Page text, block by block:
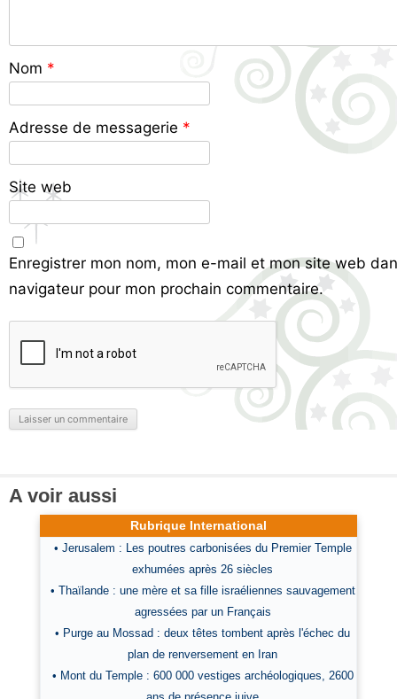
Nom *
Adresse de messagerie *
Site web
Enregistrer mon nom, mon e-mail et mon site web
navigateur pour mon prochain commentaire.
A voir aussi
Rubrique International
• Jerusalem : Les poutres carbonisées du Premier Temple
exhumées après 26 siècles
• Thaïlande : une mère et sa fille israéliennes sauvagement
agressées par un Français
• Purge au Mossad : deux têtes tombent après l'échec du
plan de renversement en Iran
• Mont du Temple : 600 000 vestiges archéologiques, 2600